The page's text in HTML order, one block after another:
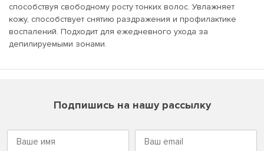
способствуя свободному росту тонких волос. Увлажняет
кожу, способствует снятию раздражения и профилактике
воспалений. Подходит для ежедневного ухода за
депилируемыми зонами.
Подпишись на нашу рассылку